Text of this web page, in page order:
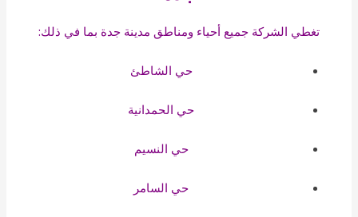
تغطي الشركة جميع أحياء ومناطق مدينة جدة بما في ذلك:
حي الشاطئ
حي الحمدانية
حي النسيم
حي السامر